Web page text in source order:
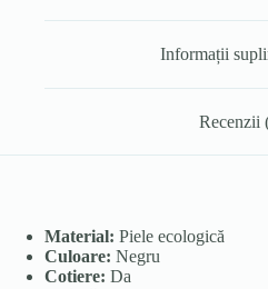
Informații
Recenzii
Material: Piele ecologică
Culoare: Negru
Cotiere: Da